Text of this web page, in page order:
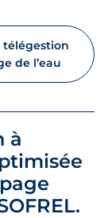
télégestion
de l’eau
à